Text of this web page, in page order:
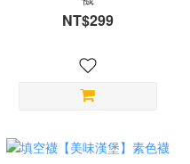
NT$299